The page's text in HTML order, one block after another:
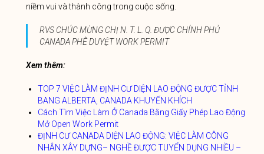
niềm vui và thành công trong cuộc sống.
RVS CHÚC MỪNG CHỊ N. T. L. Q. ĐƯỢC CHÍNH PHỦ
CANADA PHÊ DUYỆT WORK PERMIT
Xem thêm:
TOP 7 VIỆC LÀM ĐỊNH CƯ DIỆN LAO ĐỘNG ĐƯỢC TỈNH
BANG ALBERTA, CANADA KHUYẾN KHÍCH
Cách Tìm Việc Làm Ở Canada Bằng Giấy Phép Lao Động
Mở Open Work Permit
ĐỊNH CƯ CANADA DIỆN LAO ĐỘNG: VIỆC LÀM CÔNG
NHÂN XÂY DỰNG– NGHỀ ĐƯỢC TUYỂN DỤNG NHIỀU –